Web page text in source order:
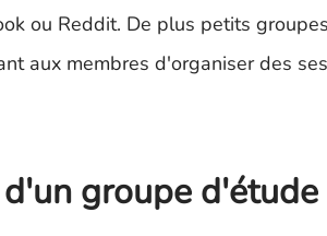
ou Reddit. De plus petits
aux membres d'organiser des
groupe d'étude